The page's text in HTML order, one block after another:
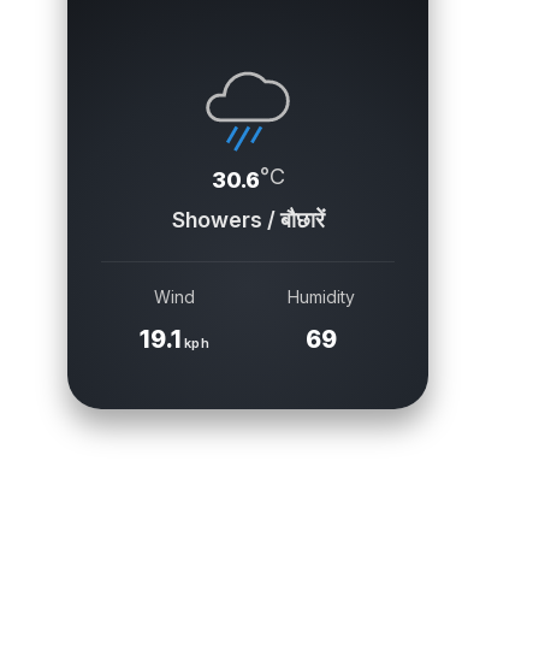
30.6°C
Showers / बौछारें
Wind
19.1 kph
Humidity
69